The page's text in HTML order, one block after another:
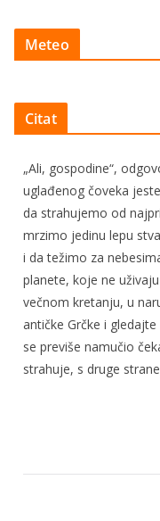
Meteo
Citat
„Ali, gospodine“,
uglađenog čoveka
da strahujemo od
mrzimo jedinu lepu
i da težimo za
planete, koje ne
večnom kretanju, u
antičke Grčke i
se previše namučio
strahuje, s druge